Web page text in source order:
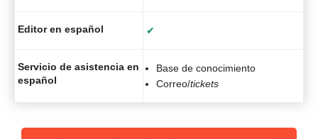
Editor en español ✔
Servicio de asistencia en
español
Base de conocimiento
Correo/tickets